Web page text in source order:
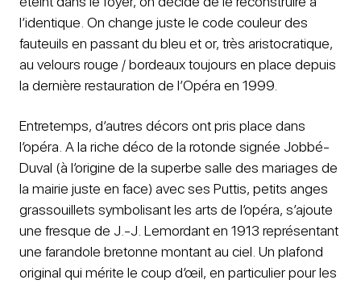
l’identique. On change juste le code couleur des
fauteuils en passant du bleu et or, très aristocratique,
au velours rouge / bordeaux toujours en place depuis
la dernière restauration de l’Opéra en 1999.
Entretemps, d’autres décors ont pris place dans
l’opéra. A la riche déco de la rotonde signée Jobbé-
Duval (à l’origine de la superbe salle des mariages de
la mairie juste en face) avec ses Puttis, petits anges
grassouillets symbolisant les arts de l’opéra, s’ajoute
une fresque de J.-J. Lemordant en 1913 représentant
une farandole bretonne montant au ciel. Un plafond
original qui mérite le coup d’œil, en particulier pour les